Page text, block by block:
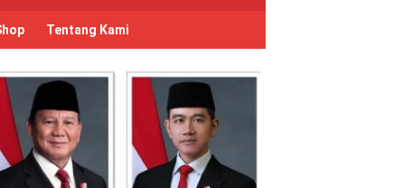
Tentang Kami